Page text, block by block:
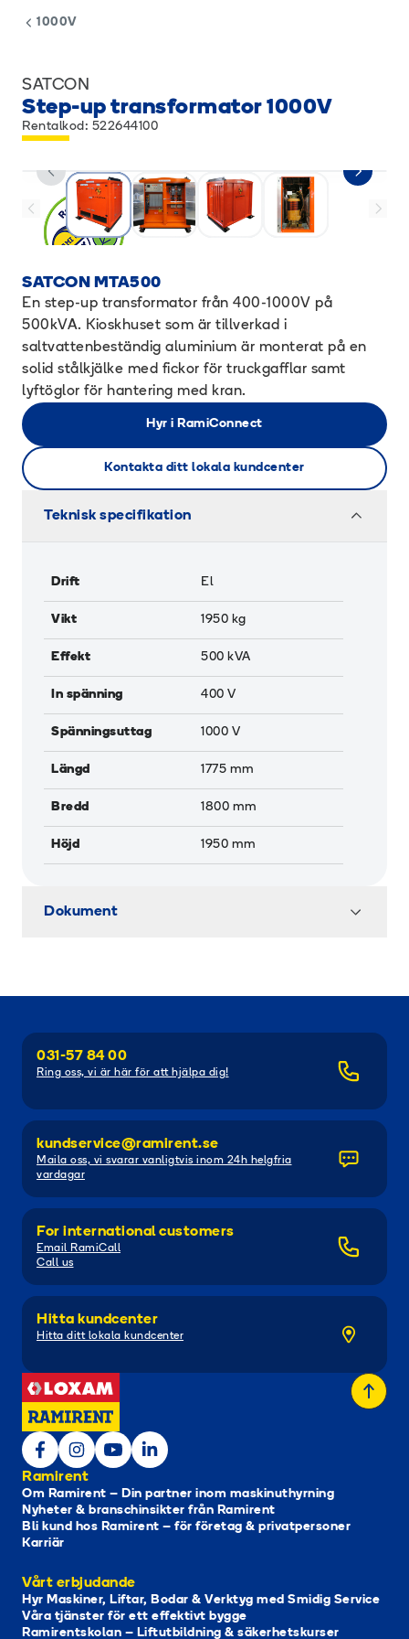
1000V
SATCON
Step-up transformator 1000V
Rentalkod: 522644100
SATCON MTA500
En step-up transformator från 400-1000V på
500kVA. Kioskhuset som är tillverkad i
saltvattenbeständig aluminium är monterat på en
solid stålkjälke med fickor för truckgafflar samt
lyftöglor för hantering med kran.
Hyr i RamiConnect
Kontakta ditt lokala kundcenter
Teknisk specifikation
Drift El
Vikt 1950 kg
Effekt 500 kVA
In spänning 400 V
Spänningsuttag 1000 V
Längd 1775 mm
Bredd 1800 mm
Höjd 1950 mm
Dokument
031-57 84 00
Ring oss, vi är här för att hjälpa dig!
kundservice@ramirent.se
Maila oss, vi svarar vanligtvis inom 24h helgfria
vardagar
For international customers
Email RamiCall
Call us
Hitta kundcenter
Hitta ditt lokala kundcenter
Ramirent
Om Ramirent – Din partner inom maskinuthyrning
Nyheter & branschinsikter från Ramirent
Bli kund hos Ramirent – för företag & privatpersoner
Karriär
Vårt erbjudande
Hyr Maskiner, Liftar, Bodar & Verktyg med Smidig Service
Våra tjänster för ett effektivt bygge
Ramirentskolan – Liftutbildning & säkerhetskurser